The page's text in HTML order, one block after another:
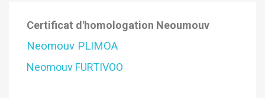
Certificat d'homologation Neoumouv
Neomouv PLIMOA
Neomouv FURTIVOO